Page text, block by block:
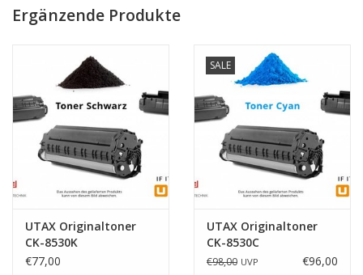
Ergänzende Produkte
UTAX Originaltoner
CK-8530K
€77,00
SALE
UTAX Originaltoner
CK-8530C
€98,00 UVP €96,00